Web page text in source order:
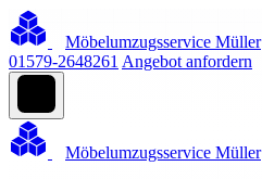
Möbelumzugsservice Müller
01579-2648261 Angebot anfordern
Möbelumzugsservice Müller